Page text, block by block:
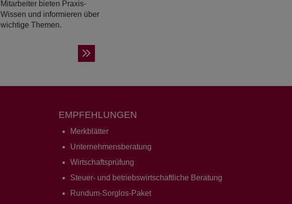
Mitarbeiter bieten Praxis-
Wissen und informieren über
wichtige Themen.
EMPFEHLUNGEN
Merkblätter
Unternehmensberatung
Wirtschaftsprüfung
Steuer- und betriebswirtschaftliche Beratung
Rundum-Sorglos-Paket